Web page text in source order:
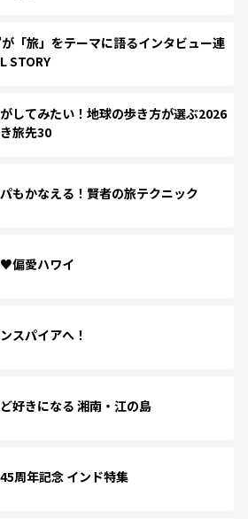
「旅」をテーマに語るインタビュー連
STORY
してみたい！地球の歩き方が選ぶ2026
旅先30
もかなえる！賢者の旅テクニック
偏愛ハワイ
スパイアへ！
好きになる 湘南・江の島
周年記念 インド特集